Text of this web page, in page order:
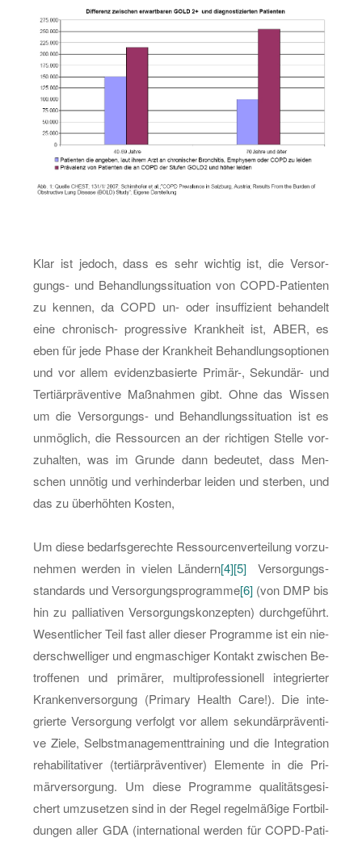
Klar ist je­doch, dass es sehr wich­tig ist, die Ver­sor­
gungs- und Be­hand­lungs­si­tua­ti­on von COPD-Pa­ti­en­ten
zu ken­nen, da COPD un- oder in­suf­fi­zi­ent be­han­delt
eine chro­nisch- pro­gres­si­ve Krank­heit ist, ABER, es
eben für jede Phase der Krank­heit Be­hand­lungs­op­tio­nen
und vor allem evi­denz­ba­sier­te Pri­mär-, Se­kun­där- und
Ter­tiärprä­ven­ti­ve Maß­nah­men gibt. Ohne das Wis­sen
um die Ver­sor­gungs- und Be­hand­lungs­si­tua­ti­on ist es
un­mög­lich, die Res­sour­cen an der rich­ti­gen Stel­le vor­
zu­hal­ten, was im Grun­de dann be­deu­tet, dass Men­
schen un­nö­tig und ver­hin­der­bar lei­den und ster­ben, und
das zu über­höh­ten Kos­ten,
Um diese be­darfs­ge­rech­te Res­sour­cen­ver­tei­lung vor­zu­
neh­men wer­den in vie­len Län­dern[4][5]Ver­sor­gungs­
stan­dards und Ver­sor­gungs­pro­gram­me[6] (von DMP bis
hin zu pal­lia­ti­ven Ver­sor­gungs­kon­zep­ten) durch­ge­führt.
We­sent­li­cher Teil fast aller die­ser Pro­gram­me ist ein nie­
der­schwel­li­ger und eng­ma­schi­ger Kon­takt zwi­schen Be­
trof­fe­nen und pri­mä­rer, mul­ti­pro­fes­sio­nell in­te­grier­ter
Kran­ken­ver­sor­gung (Pri­ma­ry Health Care!). Die in­te­
grier­te Ver­sor­gung ver­folgt vor allem se­kun­där­prä­ven­ti­
ve Ziele, Selbst­ma­nage­ment­trai­ning und die In­te­gra­ti­on
re­ha­bi­li­ta­ti­ver (ter­tiärprä­ven­ti­ver) Ele­men­te in die Pri­
mär­ver­sor­gung. Um diese Pro­gram­me qua­li­täts­ge­si­
chert um­zu­set­zen sind in der Regel re­gel­mä­ßi­ge Fort­bil­
dun­gen aller GDA (in­ter­na­tio­nal wer­den für COPD-Pa­ti­